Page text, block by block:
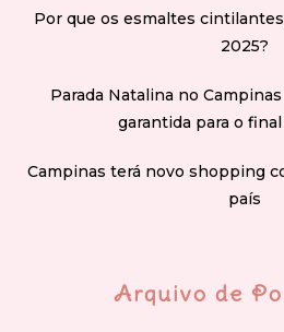
Por que os esmaltes
2025?
Parada Natalina no
garantida para o
Campinas terá novo shopping
país
Arquivo de